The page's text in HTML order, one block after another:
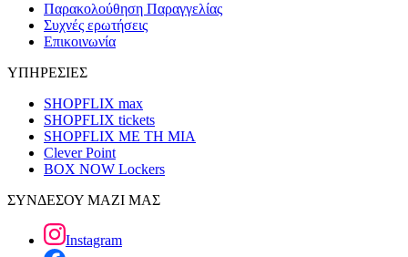
Παρακολούθηση Παραγγελίας
Συχνές ερωτήσεις
Επικοινωνία
ΥΠΗΡΕΣΙΕΣ
SHOPFLIX max
SHOPFLIX tickets
SHOPFLIX ΜΕ ΤΗ ΜΙΑ
Clever Point
BOX NOW Lockers
ΣΥΝΔΕΣΟΥ ΜΑΖΙ ΜΑΣ
Instagram